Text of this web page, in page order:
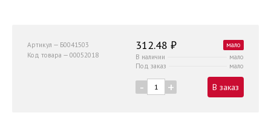
Артикул — Б0041503
Код товара — 00052018
312.48 ₽
мало
В наличии
мало
Под заказ
мало
- + В заказ